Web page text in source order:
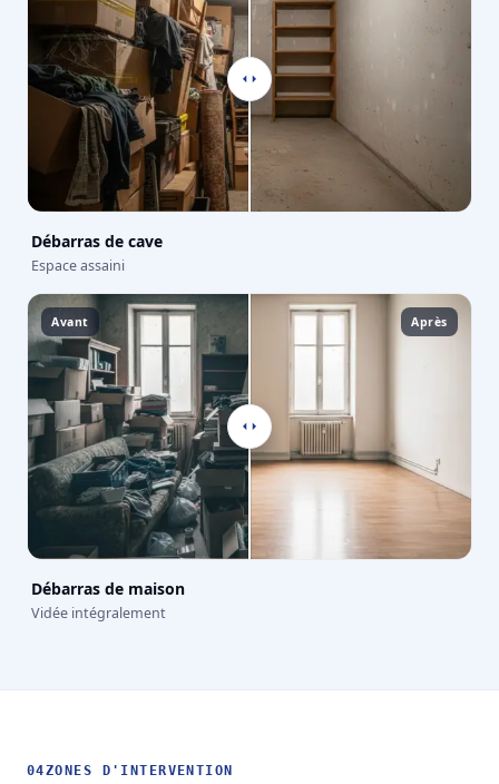
Débarras de cave
Espace assaini
Avant Après
Débarras de maison
Vidée intégralement
04ZONES D'INTERVENTION